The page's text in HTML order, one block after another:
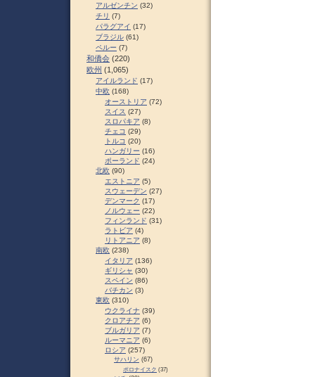
アルゼンチン (32)
チリ (7)
パラグアイ (17)
ブラジル (61)
ペルー (7)
和僑会 (220)
欧州 (1,065)
アイルランド (17)
中欧 (168)
オーストリア (72)
スイス (27)
スロパキア (8)
チェコ (29)
トルコ (20)
ハンガリー (16)
ポーランド (24)
北欧 (90)
エストニア (5)
スウェーデン (27)
デンマーク (17)
ノルウェー (22)
フィンランド (31)
ラトビア (4)
リトアニア (8)
南欧 (238)
イタリア (136)
ギリシャ (30)
スペイン (86)
バチカン (3)
東欧 (310)
ウクライナ (39)
クロアチア (6)
ブルガリア (7)
ルーマニア (6)
ロシア (257)
サハリン (67)
ポロナイスク (37)